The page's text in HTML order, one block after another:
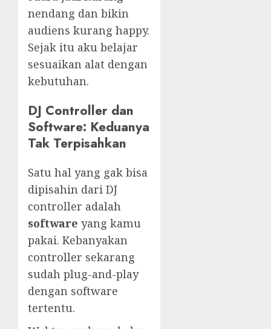
nendang dan bikin
audiens kurang happy.
Sejak itu aku belajar
sesuaikan alat dengan
kebutuhan.
DJ Controller dan
Software: Keduanya
Tak Terpisahkan
Satu hal yang gak bisa
dipisahin dari DJ
controller adalah
software yang kamu
pakai. Kebanyakan
controller sekarang
sudah plug-and-play
dengan software
tertentu.